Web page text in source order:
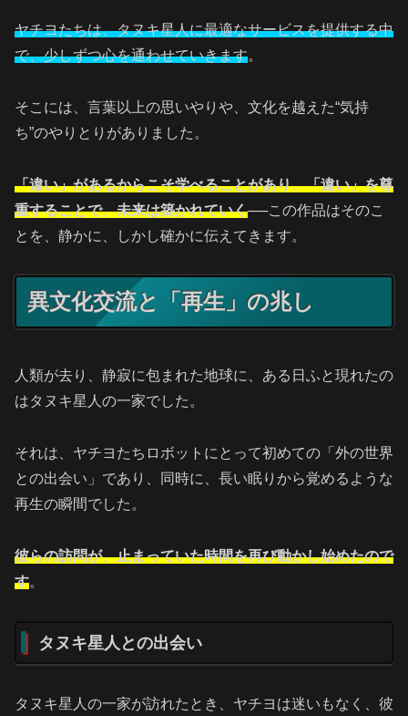
ヤチヨたちは、タヌキ星人に最適なサービスを提供する中
で、少しずつ心を通わせていきます。
そこには、言葉以上の思いやりや、文化を越えた“気持
ち”のやりとりがありました。
「違い」があるからこそ学べることがあり、「違い」を尊
重することで、未来は築かれていく──この作品はそのこ
とを、静かに、しかし確かに伝えてきます。
異文化交流と「再生」の兆し
人類が去り、静寂に包まれた地球に、ある日ふと現れたの
はタヌキ星人の一家でした。
それは、ヤチヨたちロボットにとって初めての「外の世界
との出会い」であり、同時に、長い眠りから覚めるような
再生の瞬間でした。
彼らの訪問が、止まっていた時間を再び動かし始めたので
す。
タヌキ星人との出会い
タヌキ星人の一家が訪れたとき、ヤチヨは迷いもなく、彼